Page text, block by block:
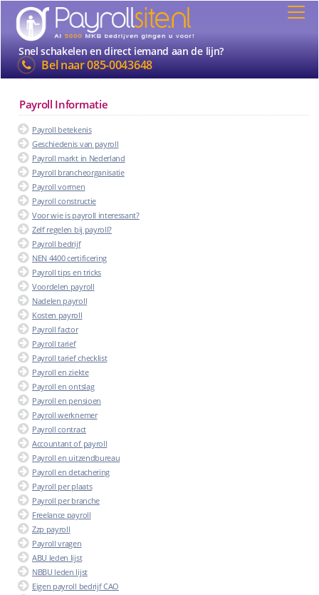
Snel schakelen en direct iemand aan de lijn?
Bel naar085-0043648
Payroll Informatie
Payroll betekenis
Geschiedenis van payroll
Payroll markt in Nederland
Payroll brancheorganisatie
Payroll vormen
Payroll constructie
Voor wie is payroll interessant?
Zelf regelen bij payroll?
Payroll bedrijf
NEN 4400 certificering
Payroll tips en tricks
Voordelen payroll
Nadelen payroll
Kosten payroll
Payroll factor
Payroll tarief
Payroll tarief checklist
Payroll en ziekte
Payroll en ontslag
Payroll en pensioen
Payroll werknemer
Payroll contract
Accountant of payroll
Payroll en uitzendbureau
Payroll en detachering
Payroll per plaats
Payroll per branche
Freelance payroll
Zzp payroll
Payroll vragen
ABU leden lijst
NBBU leden lijst
Eigen payroll bedrijf CAO